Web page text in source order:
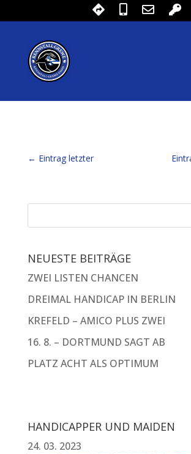
← Eintrag letzter
NEUESTE BEITRÄGE
ZWEI LISTEN CHANCEN
DREIMAL HANDICAP IN BERLIN
KREFELD – AMICO PLUS ZWEI
16. 8. – DORTMUND SAGT AB
PLATZ ACHT ALS OPTIMUM
HANDICAPPER UND MAIDEN
24. 03. 2023